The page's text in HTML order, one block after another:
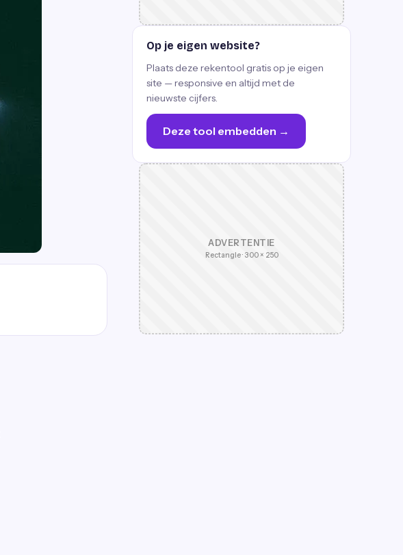
Op je eigen website?
Plaats deze rekentool gratis op je eigen
site — responsive en altijd met de
nieuwste cijfers.
Deze tool embedden →
ADVERTENTIE
Rectangle · 300 × 250